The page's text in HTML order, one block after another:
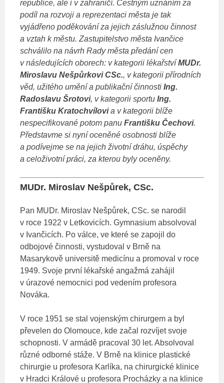
republice, ale i v zahraničí. Čestným uznáním za
podíl na rozvoji a reprezentaci města je tak
vyjádřeno poděkování za jejich záslužnou činnost
a vztah k městu. Zastupitelstvo města Ivančice
schválilo na návrh Rady města předání cen
v následujících oborech: v kategorii lékařstvíMUDr.
Miroslavu Nešpůrkovi CSc., v kategorii přírodních
věd, užitého umění a publikační činnosti Ing.
Radoslavu Šrotovi, v kategorii sportu Ing.
Františku Kratochvílovia v kategorii blíže
nespecifikované potom panu Františku Čechovi.
Představme si nyní oceněné osobnosti blíže
a podívejme se na jejich životní dráhu, úspěchy
a celoživotní práci, za kterou byly oceněny.
MUDr. Miroslav Nešpůrek, CSc.
Pan MUDr. Miroslav Nešpůrek, CSc. se narodil
v roce 1922 v Letkovicích. Gymnasium absolvoval
v Ivančicích. Po válce, ve které se zapojil do
odbojové činnosti, vystudoval v Brně na
Masarykově universitě medicínu a promoval v roce
1949. Svoje první lékařské angažmá zahájil
v úrazové nemocnici pod vedením profesora
Nováka.
V roce 1951 se stal vojenským chirurgem a byl
převelen do Olomouce, kde začal rozvíjet svoje
schopnosti. V armádě pracoval 30 let. Absolvoval
různé odborné stáže. V Brně na klinice plastické
chirurgie u profesora Karlíka, na chirurgické klinice
v Hradci Králové u profesora Procházky a na klinice